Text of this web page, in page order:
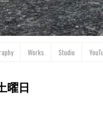
Works Studio
曜日